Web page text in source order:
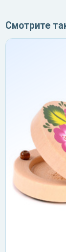
Смотрите